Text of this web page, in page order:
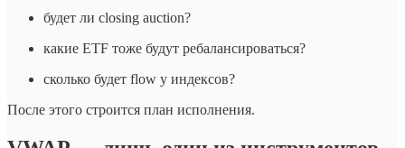
будет ли closing auction?
какие ETF тоже будут ребалансироваться?
сколько будет flow у индексов?
После этого строится план исполнения.